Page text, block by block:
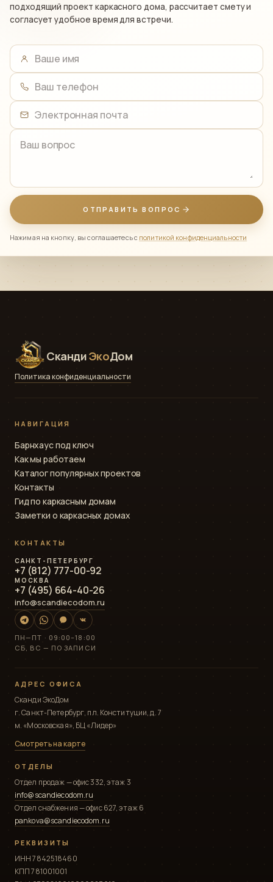
подходящий проект каркасного дома, рассчитает смету и
согласует удобное время для встречи.
Ваше имя
Ваш телефон
Электронная почта
Ваш вопрос
ОТПРАВИТЬ ВОПРОС
Нажимая на кнопку, вы соглашаетесь с политикой конфиденциальности
СкандиЭкоДом
Политика конфиденциальности
НАВИГАЦИЯ
Барнхаус под ключ
Как мы работаем
Каталог популярных проектов
Контакты
Гид по каркасным домам
Заметки о каркасных домах
КОНТАКТЫ
САНКТ-ПЕТЕРБУРГ
+7 (812) 777-00-92
МОСКВА
+7 (495) 664-40-26
info@scandiecodom.ru
ПН—ПТ · 09:00–18:00
СБ, ВС — ПО ЗАПИСИ
АДРЕС ОФИСА
Сканди ЭкоДом
г. Санкт-Петербург, пл. Конституции, д. 7
м. «Московская», БЦ «Лидер»
Смотреть на карте
ОТДЕЛЫ
Отдел продаж — офис 332, этаж 3
info@scandiecodom.ru
Отдел снабжения — офис 627, этаж 6
pankova@scandiecodom.ru
РЕКВИЗИТЫ
ИНН 7842518460
КПП 781001001